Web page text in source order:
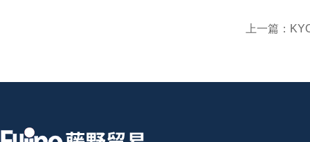
上一篇：